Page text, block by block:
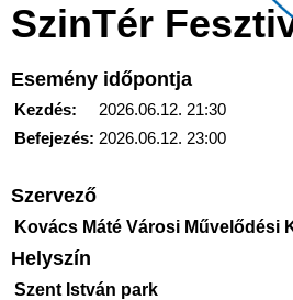
SzinTér
Esemény időpontja
Kezdés:
2026.06.12. 21:30
Befejezés: 2026.06.12. 23:00
Szervező
Kovács Máté Városi Művelődési
Helyszín
Szent István park